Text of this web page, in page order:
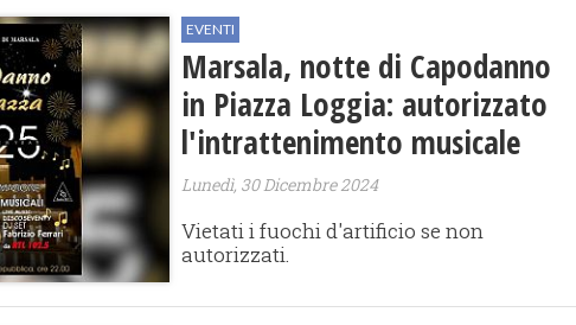
EVENTI
Marsala, notte di Capodanno
in Piazza Loggia: autorizzato
l'intrattenimento musicale
Lunedì, 30 Dicembre 2024
Vietati i fuochi d'artificio se non
autorizzati.